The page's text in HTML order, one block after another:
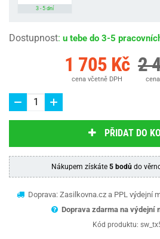
3 - 5 dní
Dostupnost: u tebe do 3-5
1 705 Kč
cena včetně DPH
2
PŘIDAT DO
Nákupem získáte 5 bodů do
Doprava: Zasilkovna.cz a PPL výdejní
Doprava zdarma na výdejní
Kód produktu: